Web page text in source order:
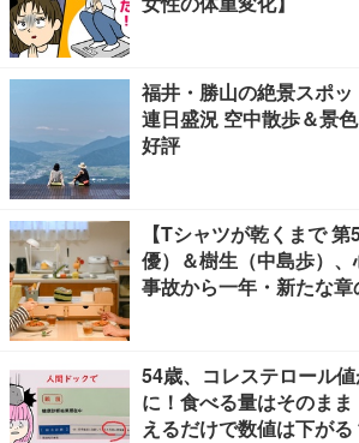
福井・勝山の絶景スポ
連日盛況 空中散歩＆景
好評
【Tシャツが乾くまで 第5話】咲子（蒼井
優）＆樹生（中島歩）
事故から一年・新たな章
54歳、コレステロール値
に！食べる量はそのま
えるだけで数値は下が